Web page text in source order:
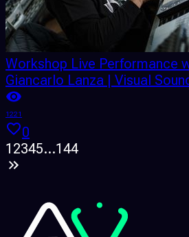
Workshop Live Performance
Giancarlo Lanza | Visual
1221
0
1 2345...144